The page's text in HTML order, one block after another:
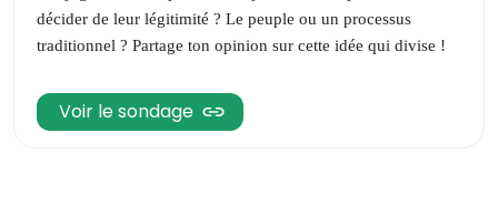
décider de leur légitimité ? Le peuple ou un processus
traditionnel ? Partage ton opinion sur cette idée qui divise !
Voir le sondage